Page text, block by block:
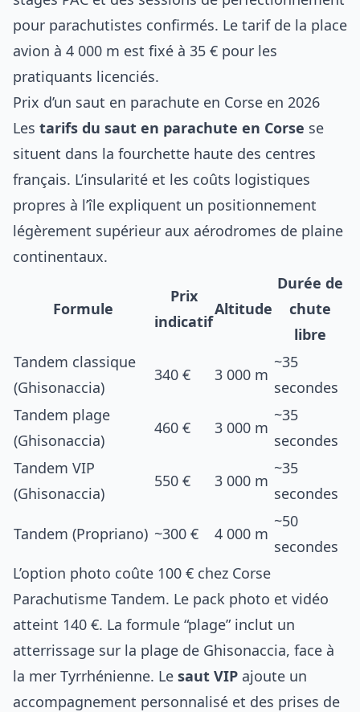
pour parachutistes confirmés. Le tarif de la place
avion à 4 000 m est fixé à 35 € pour les
pratiquants licenciés.
Prix d’un saut en parachute en Corse en 2026
Les tarifs du saut en parachute en Corse se
situent dans la fourchette haute des centres
français. L’insularité et les coûts logistiques
propres à l’île expliquent un positionnement
légèrement supérieur aux aérodromes de plaine
continentaux.
Formule
Prix
indicatif
Altitude
Durée de
chute
libre
Tandem classique
(Ghisonaccia)
340 € 3 000 m
~35
secondes
Tandem plage
(Ghisonaccia)
460 € 3 000 m
~35
secondes
Tandem VIP
(Ghisonaccia)
550 € 3 000 m
~35
secondes
Tandem (Propriano) ~300 € 4 000 m
~50
secondes
L’option photo coûte 100 € chez Corse
Parachutisme Tandem. Le pack photo et vidéo
atteint 140 €. La formule “plage” inclut un
atterrissage sur la plage de Ghisonaccia, face à
la mer Tyrrhénienne. Le saut VIP ajoute un
accompagnement personnalisé et des prises de